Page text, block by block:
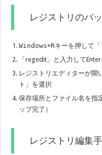
レジストリのバ
Windows+Rキーを押して
「regedit」と入力して
レジストリエディターが
ト」を選択
保存場所とファイル名を指
ップ完了）
レジストリ編集